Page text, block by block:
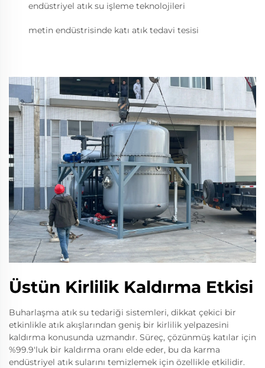
endüstriyel atık su işleme teknolojileri
metin endüstrisinde katı atık tedavi tesisi
Üstün Kirlilik Kaldırma Etkisi
Buharlaşma atık su tedariği sistemleri, dikkat çekici bir
etkinlikle atık akışlarından geniş bir kirlilik yelpazesini
kaldırma konusunda uzmandır. Süreç, çözünmüş katılar için
%99.9'luk bir kaldırma oranı elde eder, bu da karma
endüstriyel atık sularını temizlemek için özellikle etkilidir.